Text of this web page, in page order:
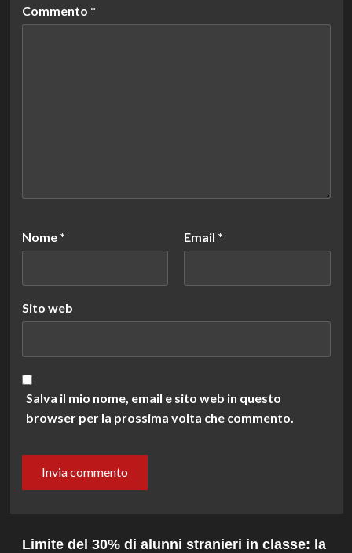
Commento *
Nome * Email *
Sito web
Salva il mio nome, email e sito web in questo
browser per la prossima volta che commento.
Limite del 30% di alunni stranieri in classe: la